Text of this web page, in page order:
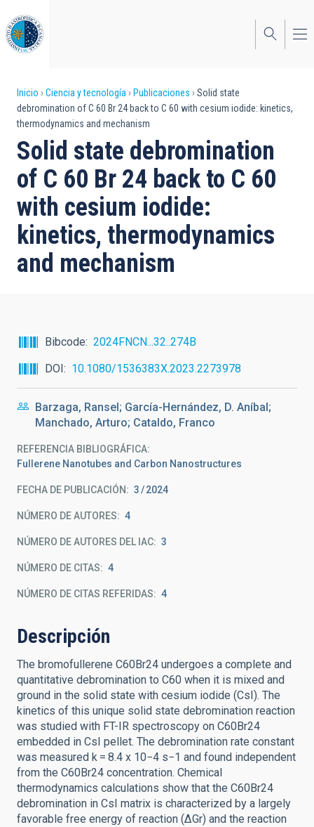
al
contenido
principal
Sobrescribir
enlaces
de
ayuda
a
la
navegación
Inicio Ciencia y tecnología Publicaciones
Solid state
debromination of C 60 Br 24 back to C 60 with cesium iodide: kinetics,
thermodynamics and mechanism
Solid state debromination
of C 60 Br 24 back to C 60
with cesium iodide:
kinetics, thermodynamics
and mechanism
Bibcode
2024FNCN...32..274B
DOI
10.1080/1536383X.2023.2273978
Barzaga, Ransel; García-Hernández, D. Aníbal;
Manchado, Arturo; Cataldo, Franco
REFERENCIA BIBLIOGRÁFICA
Fullerene Nanotubes and Carbon Nanostructures
FECHA DE PUBLICACIÓN: 3 2024
NÚMERO DE AUTORES 4
NÚMERO DE AUTORES DEL IAC 3
NÚMERO DE CITAS 4
NÚMERO DE CITAS REFERIDAS 4
Descripción
The bromofullerene C60Br24 undergoes a complete and
quantitative debromination to C60 when it is mixed and
ground in the solid state with cesium iodide (CsI). The
kinetics of this unique solid state debromination reaction
was studied with FT-IR spectroscopy on C60Br24
embedded in CsI pellet. The debromination rate constant
was measured k = 8.4 x 10−4 s−1 and found independent
from the C60Br24 concentration. Chemical
thermodynamics calculations show that the C60Br24
debromination in CsI matrix is characterized by a largely
favorable free energy of reaction (ΔGr) and the reaction